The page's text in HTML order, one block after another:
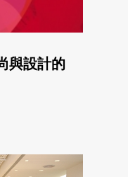
與設計的